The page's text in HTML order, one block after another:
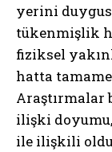
yerini
tükenmişlik
fiziksel
hatta
Araştırmalar
ilişki
ile ilişkili